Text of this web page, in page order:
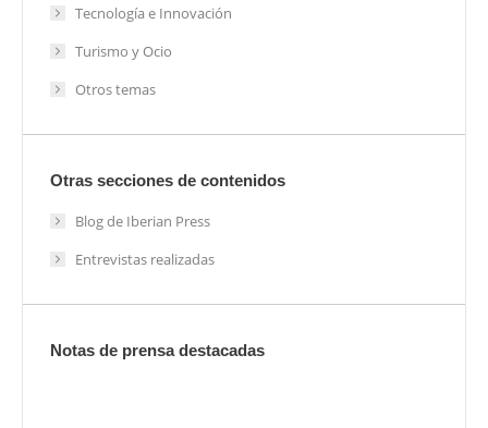
Tecnología e Innovación
Turismo y Ocio
Otros temas
Otras secciones de contenidos
Blog de Iberian Press
Entrevistas realizadas
Notas de prensa destacadas